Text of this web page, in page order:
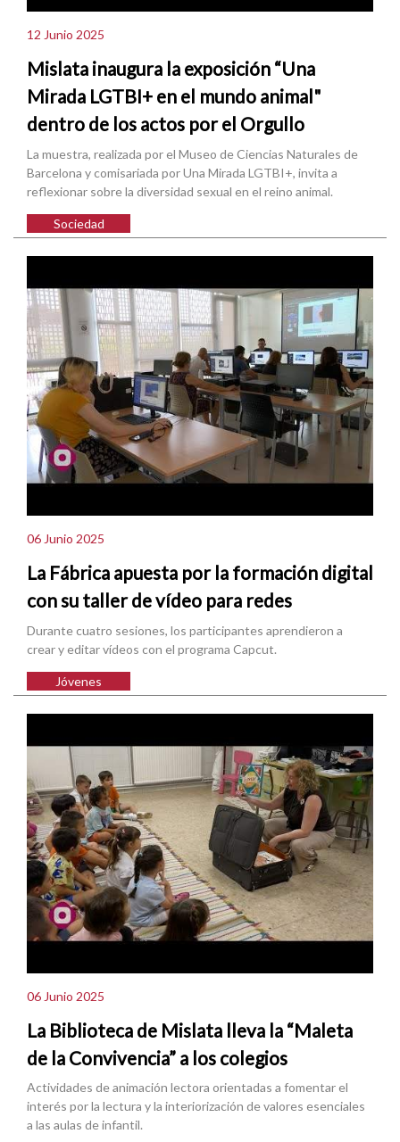
12 Junio 2025
Mislata inaugura la exposición “Una
Mirada LGTBI+ en el mundo animal"
dentro de los actos por el Orgullo
La muestra, realizada por el Museo de Ciencias Naturales de
Barcelona y comisariada por Una Mirada LGTBI+, invita a
reflexionar sobre la diversidad sexual en el reino animal.
Sociedad
06 Junio 2025
La Fábrica apuesta por la formación digital
con su taller de vídeo para redes
Durante cuatro sesiones, los participantes aprendieron a
crear y editar vídeos con el programa Capcut.
Jóvenes
06 Junio 2025
La Biblioteca de Mislata lleva la “Maleta
de la Convivencia” a los colegios
Actividades de animación lectora orientadas a fomentar el
interés por la lectura y la interiorización de valores esenciales
a las aulas de infantil.